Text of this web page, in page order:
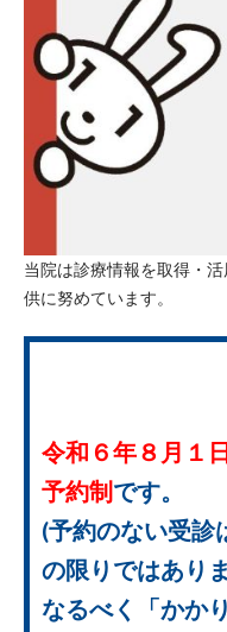
当院は診療情報を取得・
供に努めています。
令和６年８月１
予約制 です。
(予約のない受診
の限りではあり
なるべく「かか